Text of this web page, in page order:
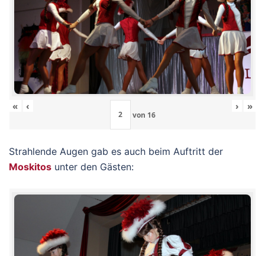
« ‹
von 16
› »
Strahlende Augen gab es auch beim Auftritt der
Moskitos unter den Gästen: